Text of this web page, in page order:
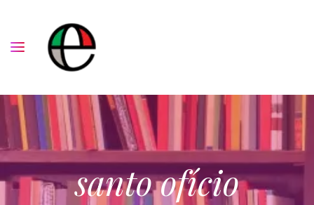
santo ofício